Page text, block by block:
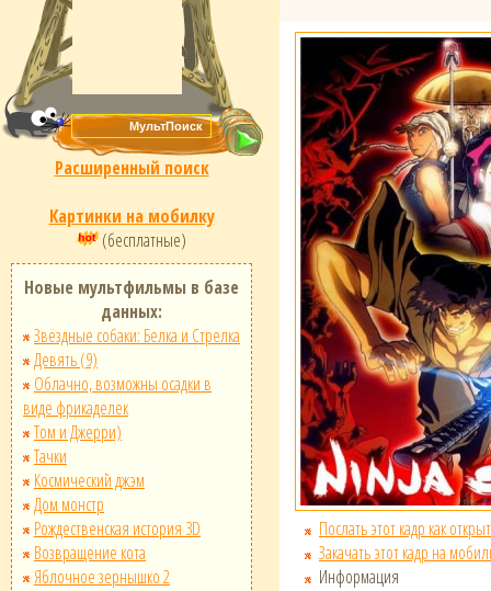
Расширенный поиск
Картинки на мобилку
(бесплатные)
Новые мультфильмы в базе
данных:
Звёздные собаки: Белка и Стрелка
Девять (9)
Облачно, возможны осадки в
виде фрикаделек
Том и Джерри)
Тачки
Космический джэм
Дом монстр
Рождественская история 3D
Возвращение кота
Яблочное зернышко 2
Послать этот кадр как
Закачать этот кадр на
Информация